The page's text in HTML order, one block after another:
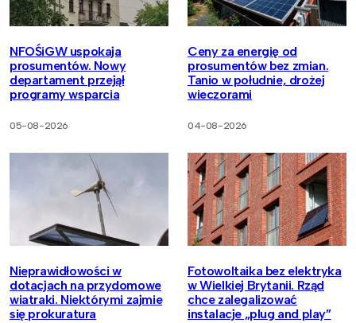
NFOŚiGW uspokaja
prosumentów. Nowy
departament przejął
programy wsparcia
05-08-2026
Ceny za energię od
prosumentów bez zmian.
Tanio w południe, drożej
wieczorami
04-08-2026
Nieprawidłowości w
dotacjach na przydomowe
wiatraki. Niektórymi zajmie
się prokuratura
Fotowoltaika bez elektryka
w Wielkiej Brytanii. Rząd
chce zalegalizować
instalacje „plug and play”